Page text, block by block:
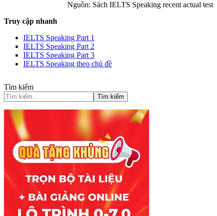
Nguồn: Sách IELTS Speaking recent actual test
Truy cập nhanh
IELTS Speaking Part 1
IELTS Speaking Part 2
IELTS Speaking Part 3
IELTS Speaking theo chủ đề
Tìm kiếm
Tìm kiếm